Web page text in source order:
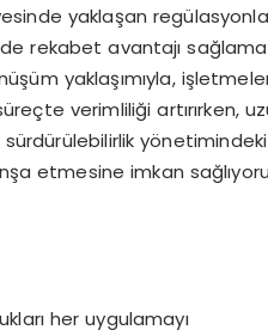
yaklaşan
rekabet avantajı
yaklaşımıyla,
verimliliği artırırken,
yönetimindeki
etmesine imkan
her uygulamayı